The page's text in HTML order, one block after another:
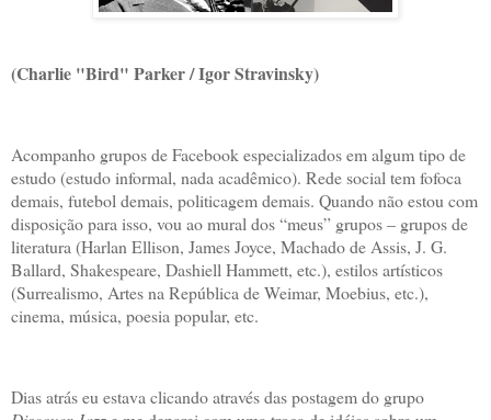
(Charlie "Bird" Parker / Igor Stravinsky)
Acompanho grupos de Facebook especializados em algum tipo de
estudo (estudo informal, nada acadêmico). Rede social tem fofoca
demais, futebol demais, politicagem demais. Quando não estou com
disposição para isso, vou ao mural dos “meus” grupos – grupos de
literatura (Harlan Ellison, James Joyce, Machado de Assis, J. G.
Ballard, Shakespeare, Dashiell Hammett, etc.), estilos artísticos
(Surrealismo, Artes na República de Weimar, Moebius, etc.),
cinema, música, poesia popular, etc.
Dias atrás eu estava clicando através das postagem do grupo